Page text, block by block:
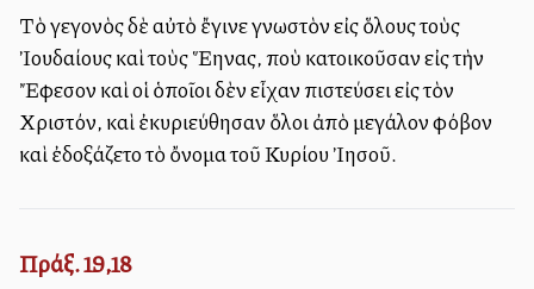
Τὸ γεγονὸς δὲ αὐτὸ ἔγινε γνωστὸν εἰς ὅλους τοὺς
Ἰουδαίους καὶ τοὺς Ἕλληνας, ποὺ κατοικοῦσαν εἰς τὴν
Ἔφεσον καὶ οἱ ὁποῖοι δὲν εἶχαν πιστεύσει εἰς τὸν
Χριστόν, καὶ ἐκυριεύθησαν ὅλοι ἀπὸ μεγάλον φόβον
καὶ ἐδοξάζετο τὸ ὄνομα τοῦ Κυρίου Ἰησοῦ.
Πράξ. 19,18